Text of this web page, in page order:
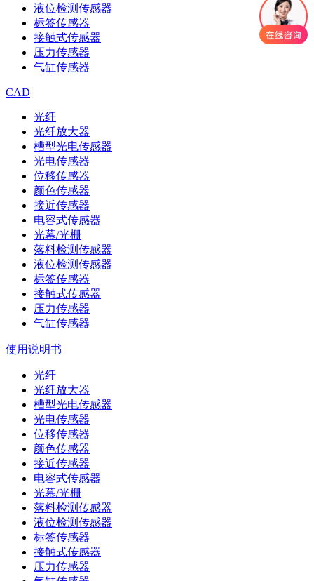
液位检测传感器
标签传感器
接触式传感器
压力传感器
气缸传感器
CAD
光纤
光纤放大器
槽型光电传感器
光电传感器
位移传感器
颜色传感器
接近传感器
电容式传感器
光幕/光栅
落料检测传感器
液位检测传感器
标签传感器
接触式传感器
压力传感器
气缸传感器
使用说明书
光纤
光纤放大器
槽型光电传感器
光电传感器
位移传感器
颜色传感器
接近传感器
电容式传感器
光幕/光栅
落料检测传感器
液位检测传感器
标签传感器
接触式传感器
压力传感器